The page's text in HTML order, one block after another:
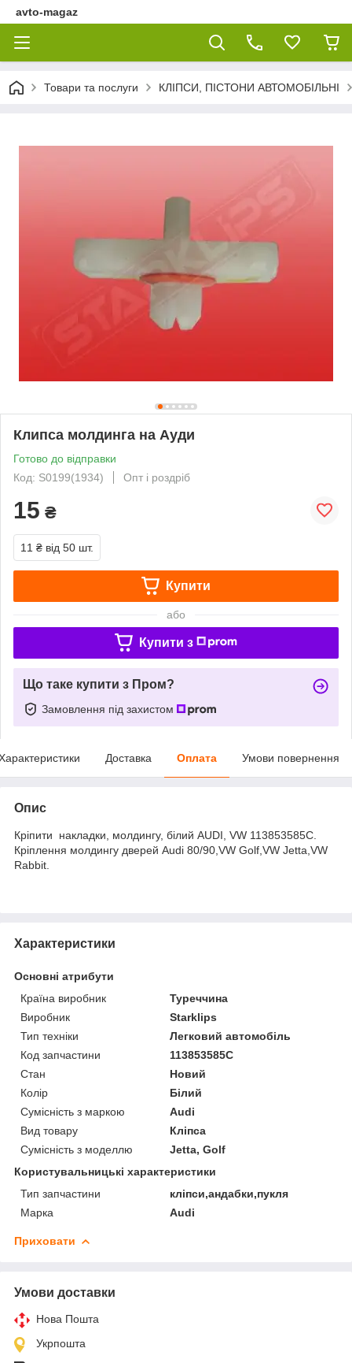
avto-magaz
Товари та послуги КЛІПСИ, ПІСТОНИ АВТОМОБІЛЬНІ
Клипса молдинга на Ауди
Готово до відправки
Код: S0199(1934)
Опт і роздріб
15 ₴
11 ₴ від 50 шт.
Купити
або
Купити з
Що таке купити з Пром?
Замовлення під захистом
Доставка Оплата Умови повернення
Опис
Кріпити накладки, молдингу, білий AUDI, VW 113853585C.
Кріплення молдингу дверей Audi 80/90,VW Golf,VW Jetta,VW
Rabbit.
Характеристики
Основні атрибути
Країна виробник
Туреччина
Виробник
Starklips
Тип техніки
Легковий автомобіль
Код запчастини
113853585C
Стан
Новий
Колір
Білий
Сумісність з маркою
Audi
Вид товару
Кліпса
Сумісність з моделлю
Jetta, Golf
Користувальницькі характеристики
Тип запчастини
кліпси,андабки,пукля
Марка
Audi
Приховати
Умови доставки
Нова Пошта
Укрпошта